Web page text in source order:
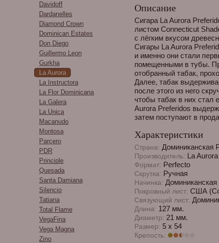
Davidoff
Dardanelles
Diamond Crown
Dominican Estates
Don Diego
Guillermo Leon
Gurkha
La Aurora
La Instructora
La Flor Dominicana
La Galera
La Unica
Macanudo
Montosa
Parcero
PDR
Principle
Quesada
Santa Damiana
Silencio
Tatiana
Total Flame
VegaFina
Vega Magna
Zino
Описание
Сигара La Aurora
листом Connecticut
с лёгким вкусом
Сигары La Aurora
и именно они стали
помещенными в тубы.
отобранный табак,
Далее, табак
после этого из него
чтобы табак в них стал
Aurora Preferidos
затем поступают в
Характеристики
Страна: Доминиканская
Производитель: La Aurora
Формат: Perfecto
Скрутка: Ручная
Начинка:
Покровный лист: США
Связующий лист:
Длина: 127 мм.
Диаметр: 21 мм.
Размер: 5 x 54
Крепость: